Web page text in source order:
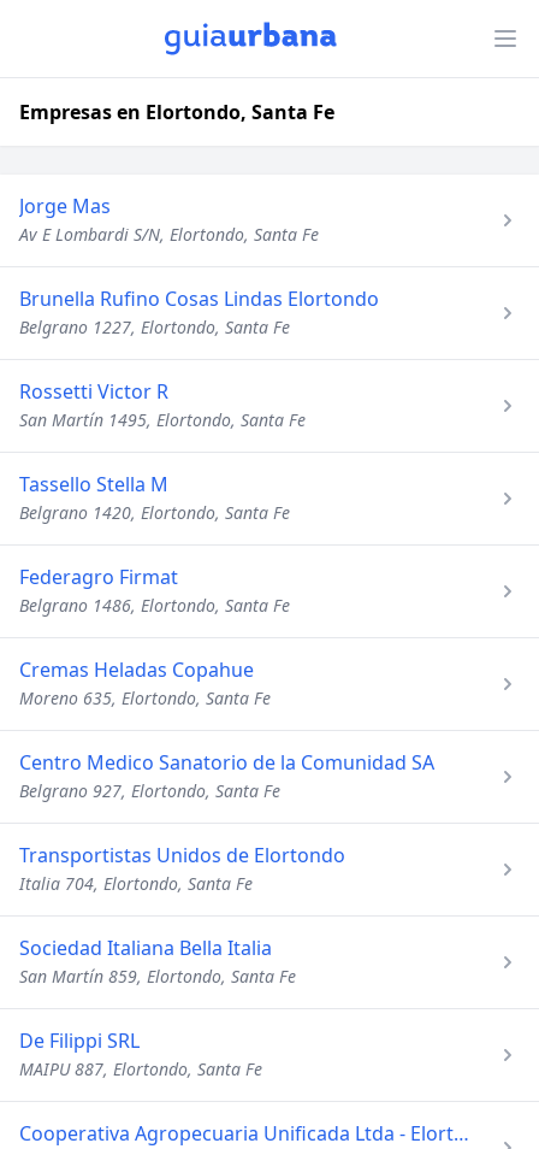
Empresas en Elortondo, Santa Fe
Jorge Mas
Av E Lombardi S/N, Elortondo, Santa Fe
Brunella Rufino Cosas Lindas Elortondo
Belgrano 1227, Elortondo, Santa Fe
Rossetti Victor R
San Martín 1495, Elortondo, Santa Fe
Tassello Stella M
Belgrano 1420, Elortondo, Santa Fe
Federagro Firmat
Belgrano 1486, Elortondo, Santa Fe
Cremas Heladas Copahue
Moreno 635, Elortondo, Santa Fe
Centro Medico Sanatorio de la Comunidad SA
Belgrano 927, Elortondo, Santa Fe
Transportistas Unidos de Elortondo
Italia 704, Elortondo, Santa Fe
Sociedad Italiana Bella Italia
San Martín 859, Elortondo, Santa Fe
De Filippi SRL
MAIPU 887, Elortondo, Santa Fe
Cooperativa Agropecuaria Unificada Ltda - Elortondo